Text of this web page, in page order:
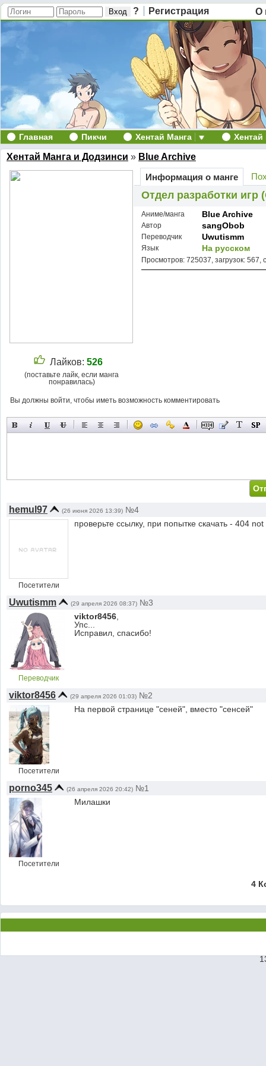
? Регистрация О
Главная Пикчи Хентай Манга
Хентай Манга и Додзинси » Blue Archive
Лайков: 526
(поставьте лайк, если манга
понравилась)
Информация о манге
Отдел разработки игр
Аниме/манга Blue Archive
Автор sangObob
Переводчик Uwutismm
Язык На русском
Просмотров: 725037, загрузок: 567,
Вы должны войти, чтобы иметь возможность комментировать
hemul97 (26 июня 2026 13:39) №4
Посетители
проверьте ссылку, при попытке скачать - 404
Uwutismm (29 апреля 2026 08:37) №3
Переводчик
viktor8456
Упс...
Исправил, спасибо!
viktor8456 (29 апреля 2026 01:03) №2
Посетители
На первой странице "сеней", вместо "сенсей"
porno345 (26 апреля 2026 20:42) №1
Посетители
Милашки
4